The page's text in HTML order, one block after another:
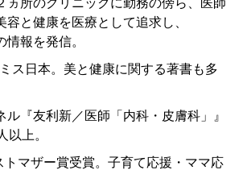
と健康を医療として追求し、
報を発信。
ス日本。美と健康に関する著書も多
ル『友利新／医師「内科・皮膚科」』
上。
マザー賞受賞。子育て応援・ママ応